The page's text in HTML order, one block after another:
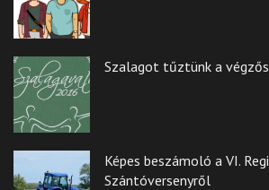
Szalagot tűztünk a
Képes beszámoló a VI.
Szántóversenyről